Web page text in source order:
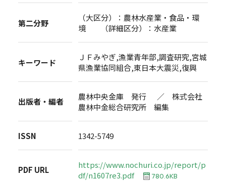
第二分野
（大区分）：農林水産業・食品・環
境 （詳細区分）：水産業
キーワード
ＪＦみやぎ,漁業青年部,調査研究,宮城
県漁業協同組合,東日本大震災,復興
出版者・編者
農林中央金庫 発行 ／ 株式会社
農林中金総合研究所 編集
ISSN 1342-5749
PDF URL
https://www.nochuri.co.jp/report/p
df/n1607re3.pdf
780.6KB